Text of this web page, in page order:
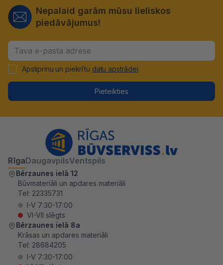
Nepalaid garām mūsu lieliskos
piedāvājumus!
Apstiprinu un piekrītu datu apstrādei.
Pieteikties
RīgaDaugavpilsVentspils
Bērzaunes ielā 12
Būvmateriāli un apdares materiāli
Tel: 22335731
I-V 7:30-17:00
VI-VII slēgts
Bērzaunes ielā 8a
Krāsas un apdares materiāli
Tel: 28684205
I-V 7:30-17:00